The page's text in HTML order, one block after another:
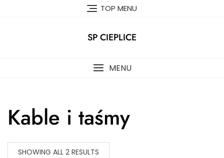
TOP MENU
SP CIEPLICE
MENU
Kable i taśmy
SHOWING ALL 2 RESULTS